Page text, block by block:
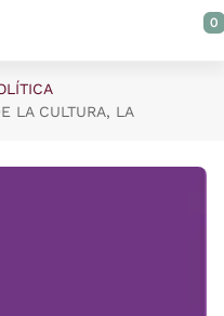
0
LA CULTURA, LA